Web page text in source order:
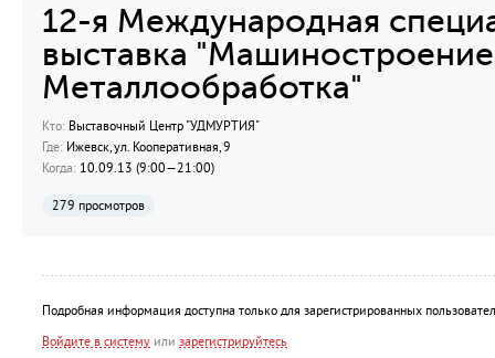
12-я Международная
выставка
Металлообработка"
Кто: Выставочный Центр "УДМУРТИЯ"
Где: Ижевск, ул. Кооперативная, 9
Когда: 10.09.13 (9:00—21:00)
279 просмотров
Подробная информация доступна только для зарегистрированных
Войдите в систему или зарегистрируйтесь